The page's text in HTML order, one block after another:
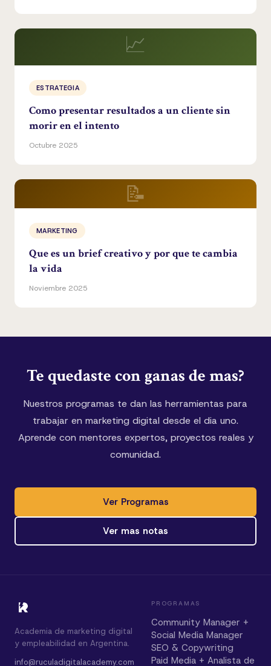
📈
ESTRATEGIA
Como presentar resultados a un cliente sin
morir en el intento
Octubre 2025
📝
MARKETING
Que es un brief creativo y por que te cambia
la vida
Noviembre 2025
Te quedaste con ganas de mas?
Nuestros programas te dan las herramientas para
trabajar en marketing digital desde el dia uno.
Aprende con mentores expertos, proyectos reales y
comunidad.
Ver Programas
Ver mas notas
Academia de marketing digital
y empleabilidad en Argentina.
info@ruculadigitalacademy.com
PROGRAMAS
Community Manager +
Social Media Manager
SEO & Copywriting
Paid Media + Analista de